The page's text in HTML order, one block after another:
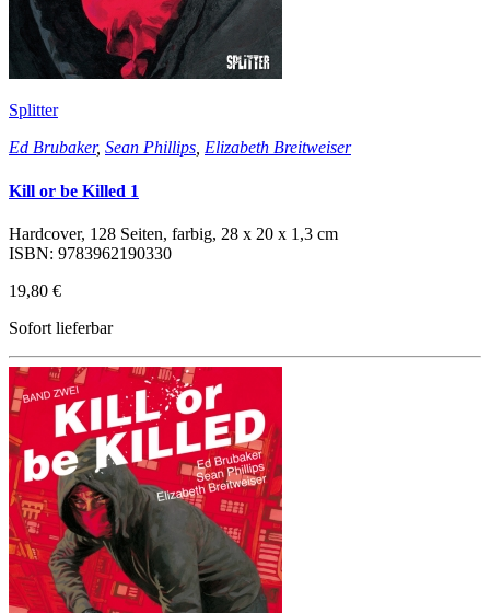
Splitter
Ed Brubaker, Sean Phillips, Elizabeth Breitweiser
Kill or be Killed 1
Hardcover, 128 Seiten, farbig, 28 x 20 x 1,3 cm
ISBN: 9783962190330
19,80 €
Sofort lieferbar